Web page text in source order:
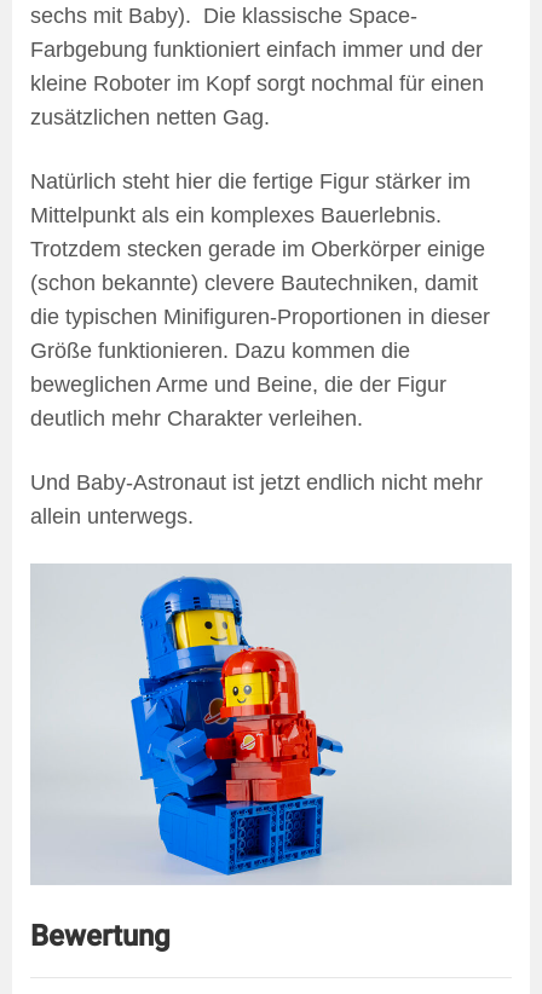
sechs mit Baby). Die klassische Space-
Farbgebung funktioniert einfach immer und der
kleine Roboter im Kopf sorgt nochmal für einen
zusätzlichen netten Gag.
Natürlich steht hier die fertige Figur stärker im
Mittelpunkt als ein komplexes Bauerlebnis.
Trotzdem stecken gerade im Oberkörper einige
(schon bekannte) clevere Bautechniken, damit
die typischen Minifiguren-Proportionen in dieser
Größe funktionieren. Dazu kommen die
beweglichen Arme und Beine, die der Figur
deutlich mehr Charakter verleihen.
Und Baby-Astronaut ist jetzt endlich nicht mehr
allein unterwegs.
Bewertung